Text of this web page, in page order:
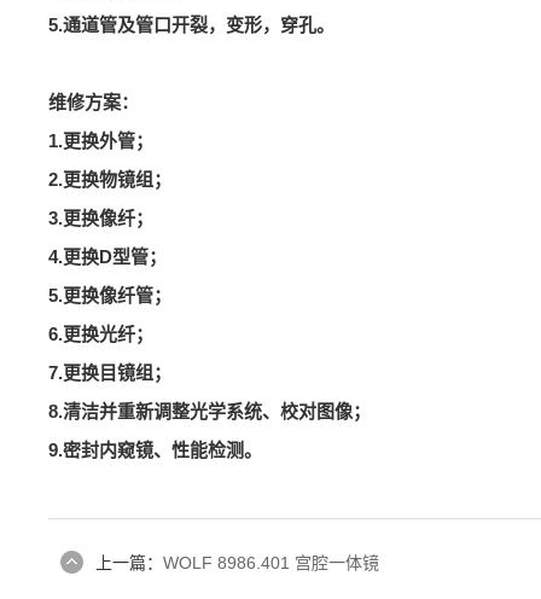
5.通道管及管口开裂，变形，穿孔。
维修方案：
1.更换外管；
2.更换物镜组；
3.更换像纤；
4.更换D型管；
5.更换像纤管；
6.更换光纤；
7.更换目镜组；
8.清洁并重新调整光学系统、校对图像；
9.密封内窥镜、性能检测。
上一篇： WOLF 8986.401 宫腔一体镜